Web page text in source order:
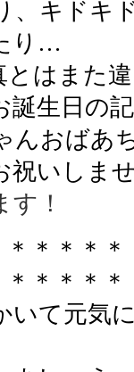
、キドキ
り…
はまた
誕生日の
んおばあ
祝いしま
！
＊＊＊
＊＊＊＊
いて元気